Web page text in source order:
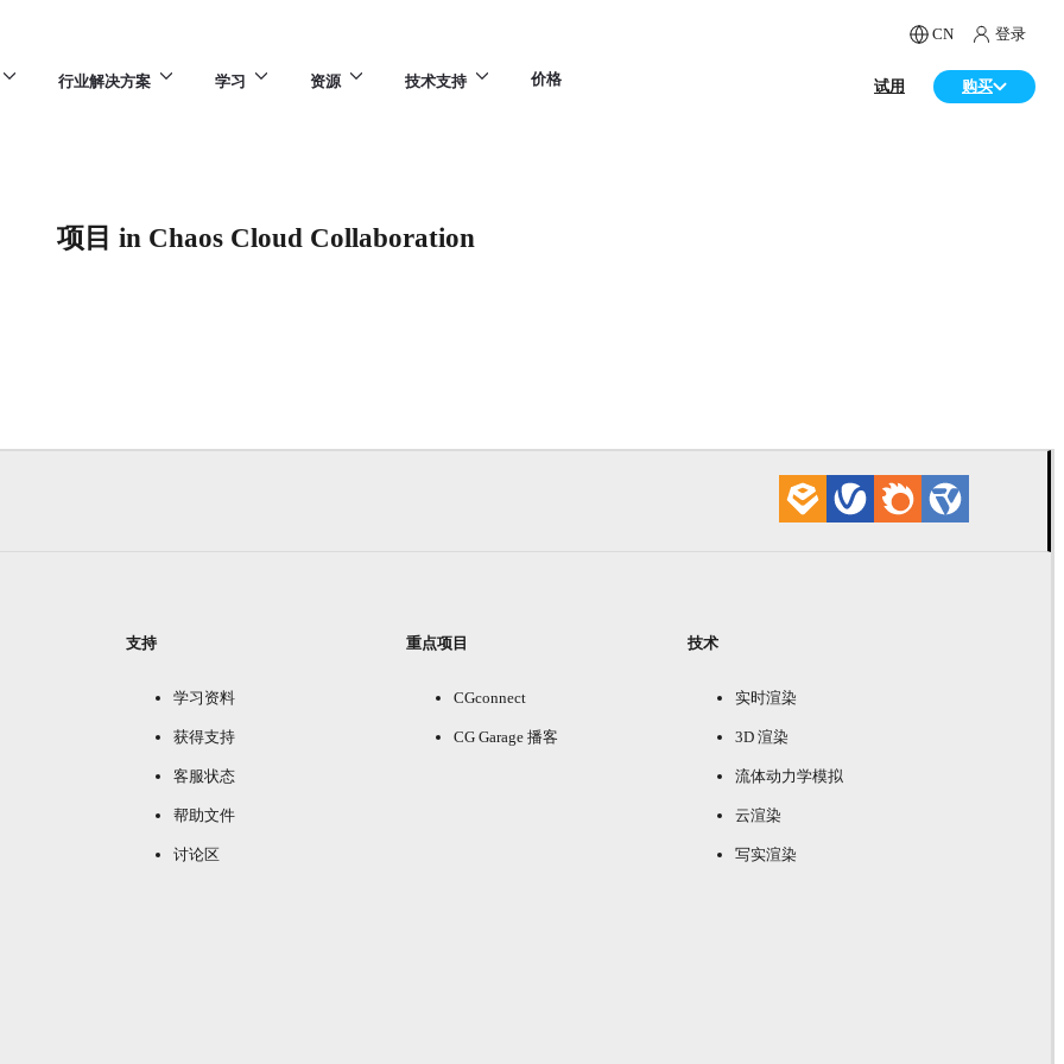
CN 登录
行业解决方案 学习 资源 技术支持 价格 试用 购买
项目 in Chaos Cloud Collaboration
支持
学习资料
获得支持
客服状态
帮助文件
讨论区
重点项目
CGconnect
CG Garage 播客
技术
实时渲染
3D 渲染
流体动力学模拟
云渲染
写实渲染